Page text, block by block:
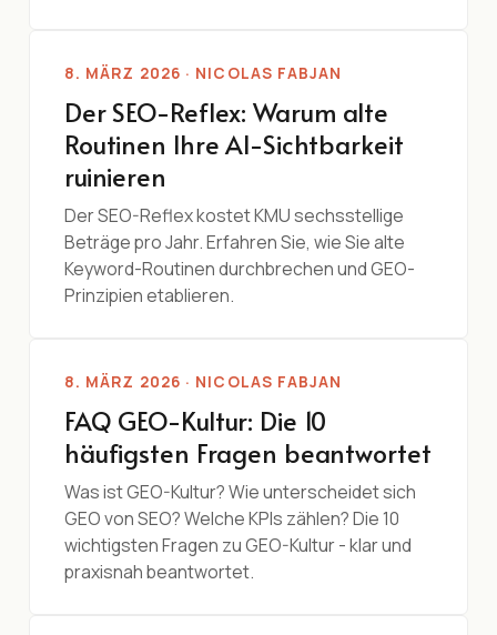
8. MÄRZ 2026 · NICOLAS FABJAN
Der SEO-Reflex: Warum alte
Routinen Ihre AI-Sichtbarkeit
ruinieren
Der SEO-Reflex kostet KMU sechsstellige
Beträge pro Jahr. Erfahren Sie, wie Sie alte
Keyword-Routinen durchbrechen und GEO-
Prinzipien etablieren.
8. MÄRZ 2026 · NICOLAS FABJAN
FAQ GEO-Kultur: Die 10
häufigsten Fragen beantwortet
Was ist GEO-Kultur? Wie unterscheidet sich
GEO von SEO? Welche KPIs zählen? Die 10
wichtigsten Fragen zu GEO-Kultur - klar und
praxisnah beantwortet.